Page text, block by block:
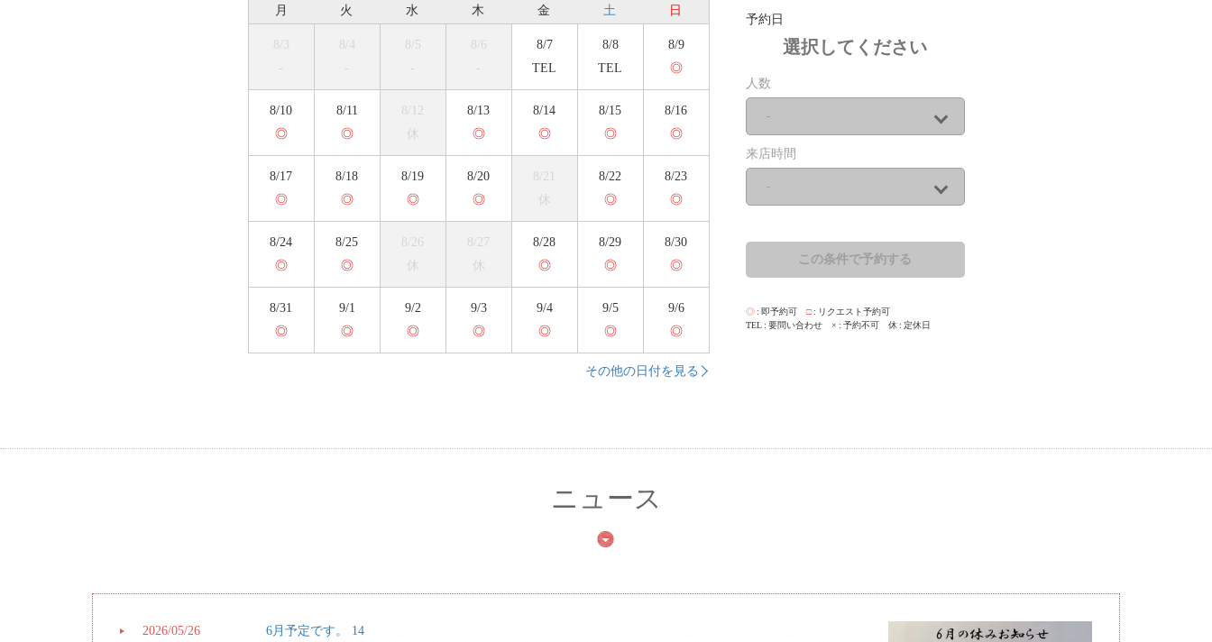
月 火 水 木 金 土 日
8/3
-
8/4
-
8/5
-
8/6
-
8/7
TEL
8/8
TEL
8/9
◎
8/10
◎
8/11
◎
8/12
休
8/13
◎
8/14
◎
8/15
◎
8/16
◎
8/17
◎
8/18
◎
8/19
◎
8/20
◎
8/21
休
8/22
◎
8/23
◎
8/24
◎
8/25
◎
8/26
休
8/27
休
8/28
◎
8/29
◎
8/30
◎
8/31
◎
9/1
◎
9/2
◎
9/3
◎
9/4
◎
9/5
◎
9/6
◎
その他の日付を見る
予約日
選択してください
人数
-
来店時間
-
この条件で予約する
◎ 即予約可 □
リクエスト予約可
TEL
要問い合わせ × 予約不可 休 定休日
ニュース
2026/05/26
6月予定です。 14